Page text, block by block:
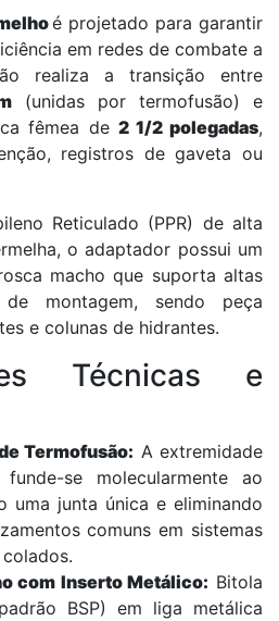
é projetado para garantir
em redes de combate a
realiza a transição entre
(unidas por termofusão) e
fêmea de 2 1/2 polegadas,
registros de gaveta ou
Reticulado (PPR) de alta
o adaptador possui um
macho que suporta altas
montagem, sendo peça
e colunas de hidrantes.
Técnicas e
Termofusão: A extremidade
se molecularmente ao
uma junta única e eliminando
comuns em sistemas
com Inserto Metálico: Bitola
BSP) em liga metálica